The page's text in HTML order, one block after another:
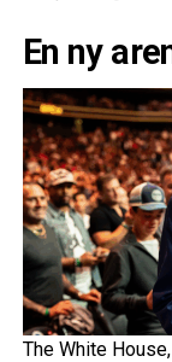
En ny
The White